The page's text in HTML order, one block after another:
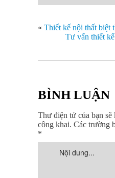
« Thiết kế nội thất biệt
Tư vấn thiết
BÌNH LUẬN
Thư điện tử của bạn
công khai. Các trường
*